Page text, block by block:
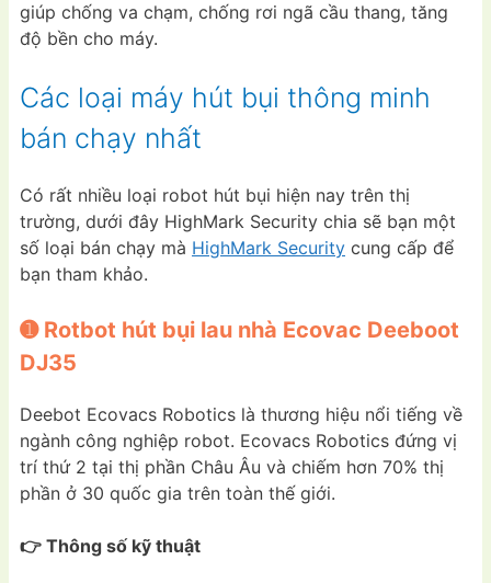
giúp chống va chạm, chống rơi ngã cầu thang, tăng
độ bền cho máy.
Các loại máy hút bụi thông minh
bán chạy nhất
Có rất nhiều loại robot hút bụi hiện nay trên thị
trường, dưới đây HighMark Security chia sẽ bạn một
số loại bán chạy mà HighMark Security cung cấp để
bạn tham khảo.
➊ Rotbot hút bụi lau nhà Ecovac Deeboot
DJ35
Deebot Ecovacs Robotics là thương hiệu nổi tiếng về
ngành công nghiệp robot. Ecovacs Robotics đứng vị
trí thứ 2 tại thị phần Châu Âu và chiếm hơn 70% thị
phần ở 30 quốc gia trên toàn thế giới.
👉 Thông số kỹ thuật